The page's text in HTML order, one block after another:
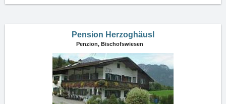
Pension Herzoghäusl
Penzion, Bischofswiesen